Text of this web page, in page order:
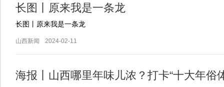
长图丨原来我是一条龙
长图丨原来我是一条龙
山西新闻 2024-02-11
海报丨山西哪里年味儿浓？打卡“十大年俗